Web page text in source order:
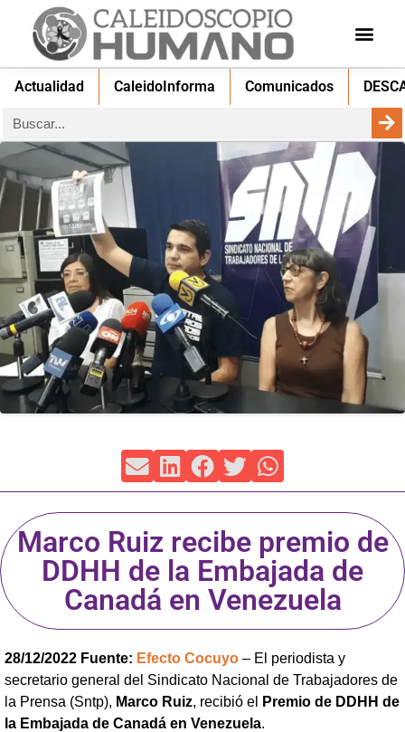
Actualidad CaleidoInforma Comunicados
Marco Ruiz recibe premio de
DDHH de la Embajada de
Canadá en Venezuela
28/12/2022 Fuente: Efecto Cocuyo – El periodista y
secretario general del Sindicato Nacional de Trabajadores de
la Prensa (Sntp), Marco Ruiz, recibió el
Premio de DDHH de
la Embajada de Canadá en Venezuela.